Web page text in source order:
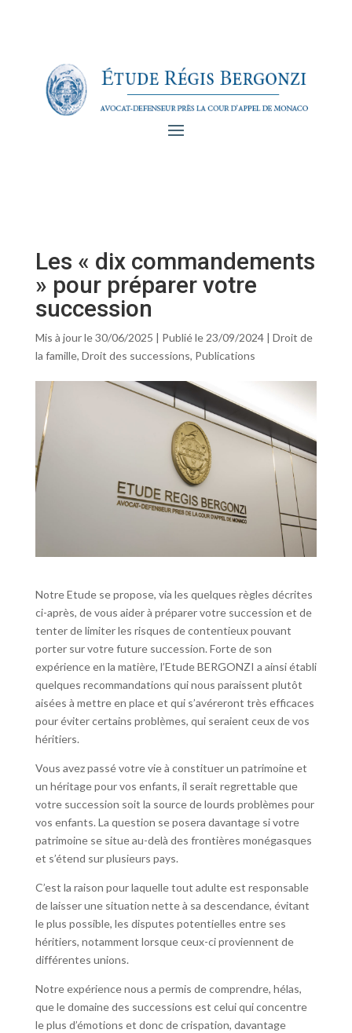
Les « dix commandements
» pour préparer votre
succession
Mis à jour le 30/06/2025 | Publié le 23/09/2024| Droit de
la famille, Droit des successions, Publications
Notre Etude se propose, via les quelques règles décrites
ci-après, de vous aider à préparer votre succession et de
tenter de limiter les risques de contentieux pouvant
porter sur votre future succession. Forte de son
expérience en la matière, l’Etude BERGONZI a ainsi établi
quelques recommandations qui nous paraissent plutôt
aisées à mettre en place et qui s’avéreront très efficaces
pour éviter certains problèmes, qui seraient ceux de vos
héritiers.
Vous avez passé votre vie à constituer un patrimoine et
un héritage pour vos enfants, il serait regrettable que
votre succession soit la source de lourds problèmes pour
vos enfants. La question se posera davantage si votre
patrimoine se situe au-delà des frontières monégasques
et s’étend sur plusieurs pays.
C’est la raison pour laquelle tout adulte est responsable
de laisser une situation nette à sa descendance, évitant
le plus possible, les disputes potentielles entre ses
héritiers, notamment lorsque ceux-ci proviennent de
différentes unions.
Notre expérience nous a permis de comprendre, hélas,
que le domaine des successions est celui qui concentre
le plus d’émotions et donc de crispation, davantage